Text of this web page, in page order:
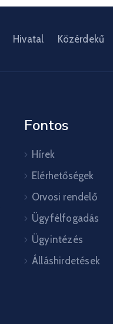
Hivatal Közérdekű
Fontos
Hírek
Elérhetőségek
Orvosi rendelő
Ügyfélfogadás
Ügyintézés
Álláshirdetések